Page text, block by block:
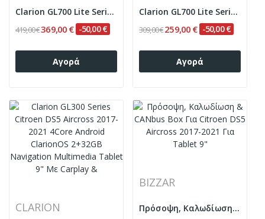
Clarion GL700 Lite Series Citroen DS5 Aircross...
419,00 €369,00 € -50,00 €
Αγορά
Clarion GL700 Lite Series Citroen DS5 Aircross...
309,00 €259,00 € -50,00 €
Αγορά
CLARION
BIZZAR
Πρόσοψη, Καλωδίωση & CANbus Box Για Citroen DS5...